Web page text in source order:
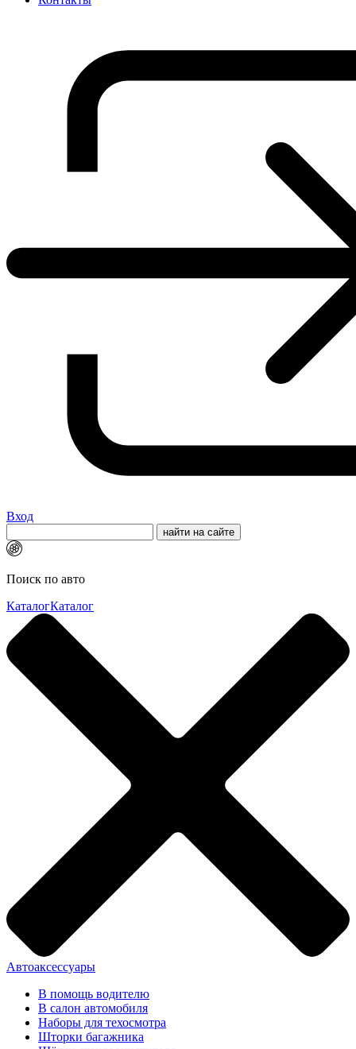
Вход
Поиск по авто
КаталогКаталог
Автоаксессуары
В помощь водителю
В салон автомобиля
Наборы для техосмотра
Шторки багажника